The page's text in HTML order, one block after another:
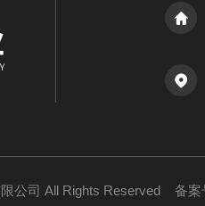
公司 All Rights Reserved 备案